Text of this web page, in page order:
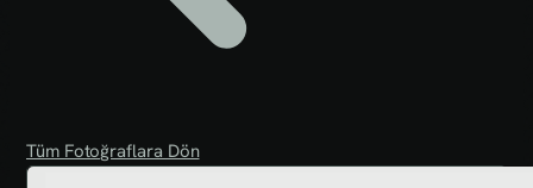
Tüm Fotoğraflara Dön